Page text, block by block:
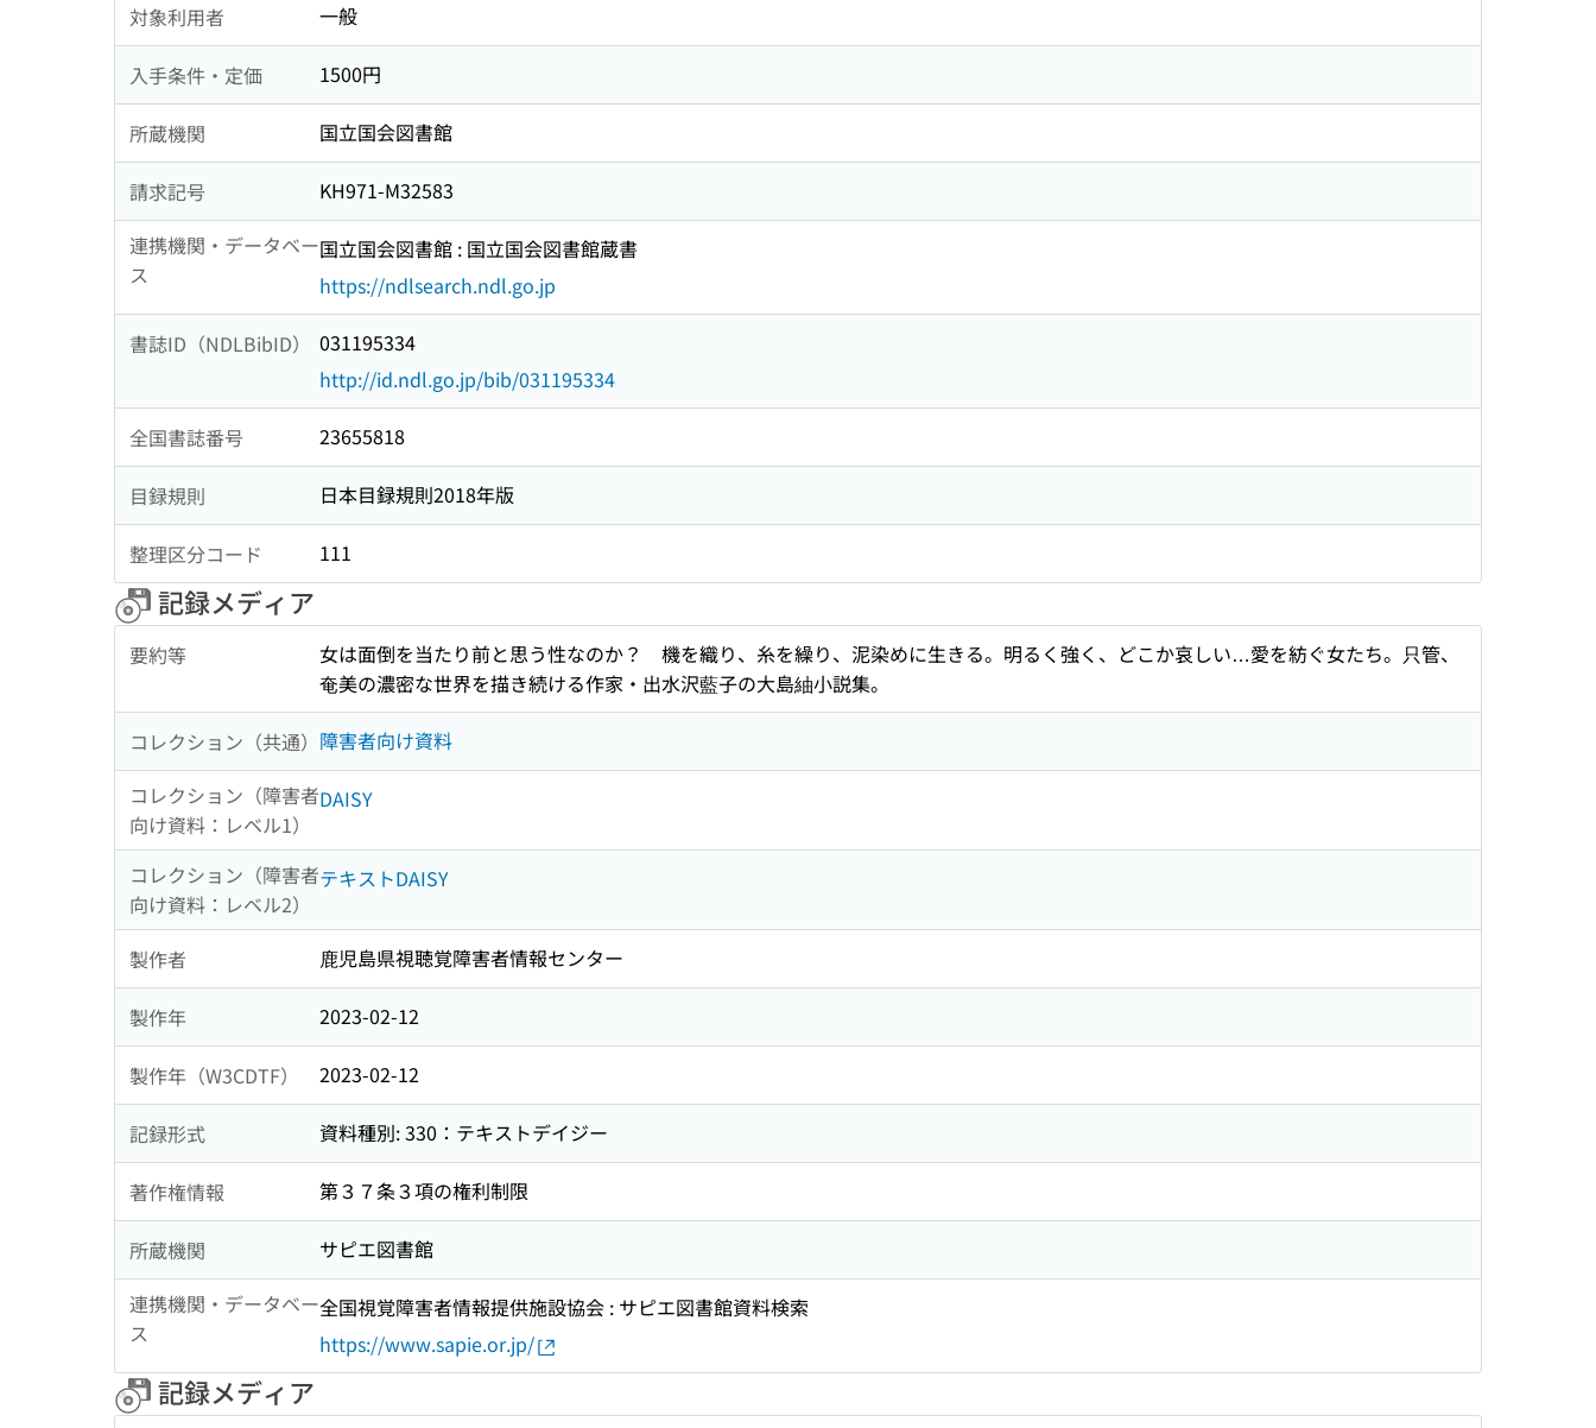
対象利用者 一般
入手条件・定価 1500円
所蔵機関 国立国会図書館
請求記号
KH971-M32583
連携機関・データベー
ス
国立国会図書館 : 国立国会図書館蔵書
https://ndlsearch.ndl.go.jp
書誌ID（NDLBibID）
031195334
http://id.ndl.go.jp/bib/031195334
全国書誌番号 23655818
目録規則 日本目録規則2018年版
整理区分コード 111
記録メディア
要約等
女は面倒を当たり前と思う性なのか？ 機を織り、糸を繰り、泥染めに生きる。明るく強く、どこか哀しい…愛を紡ぐ女たち。只管、
奄美の濃密な世界を描き続ける作家・出水沢藍子の大島紬小説集。
コレクション（共通） 障害者向け資料
コレクション（障害者
向け資料：レベル1）
DAISY
コレクション（障害者
向け資料：レベル2）
テキストDAISY
製作者 鹿児島県視聴覚障害者情報センター
製作年 2023-02-12
製作年（W3CDTF） 2023-02-12
記録形式 資料種別: 330：テキストデイジー
著作権情報 第３７条３項の権利制限
所蔵機関
サピエ図書館
連携機関・データベー
ス
全国視覚障害者情報提供施設協会 : サピエ図書館資料検索
https://www.sapie.or.jp/
記録メディア